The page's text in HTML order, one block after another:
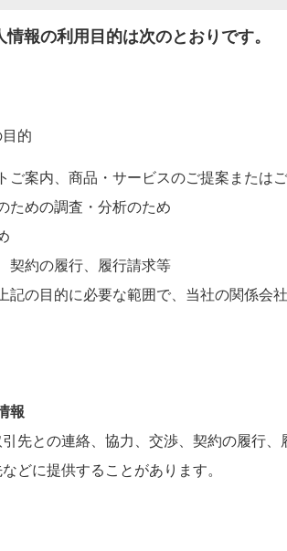
報の利用目的は次のとおりです。
的
ご案内、商品・サービスのご提案または
ための調査・分析のため
契約の履行、履行請求等
記の目的に必要な範囲で、当社の関係会
報
先との連絡、協力、交渉、契約の履行、
どに提供することがあります。